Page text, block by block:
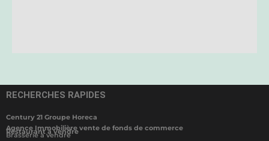
RECHERCHES RAPIDES
Century 21 Groupe Horeca
Agence Immobilière vente de fonds de commerce
Restaurant à vendre
Brasserie à vendre